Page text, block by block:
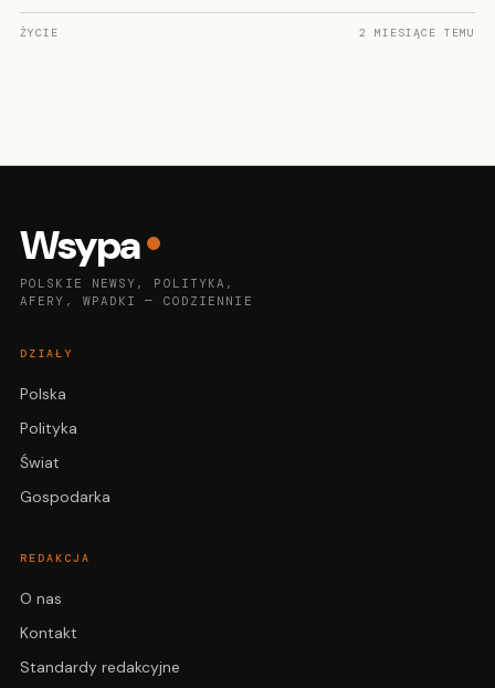
ŻYCIE 2 MIESIĄCE TEMU
Wsypa
POLSKIE NEWSY, POLITYKA,
AFERY, WPADKI — CODZIENNIE
DZIAŁY
Polska
Polityka
Świat
Gospodarka
REDAKCJA
O nas
Kontakt
Standardy redakcyjne